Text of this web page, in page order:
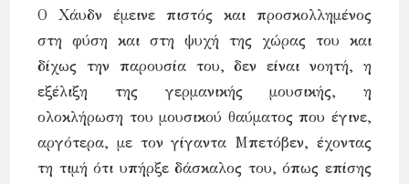
Ο Χάυδν έμεινε πιστός και προσκολλημένος
στη φύση και στη ψυχή της χώρας του και
δίχως την παρουσία του, δεν είναι νοητή, η
εξέλιξη της γερμανικής μουσικής, η
ολοκλήρωση του μουσικού θαύματος που έγινε,
αργότερα, με τον γίγαντα Μπετόβεν, έχοντας
τη τιμή ότι υπήρξε δάσκαλος του, όπως επίσης